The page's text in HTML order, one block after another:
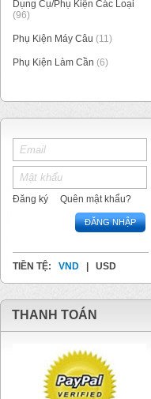
Dụng Cụ/Phụ Kiện Các Loại
(96)
Phụ Kiện Máy Câu (11)
Phụ Kiện Làm Cần (6)
Đăng ký Quên mật khẩu?
ĐĂNG NHẬP
TIỀN TỆ: VND USD
THANH TOÁN